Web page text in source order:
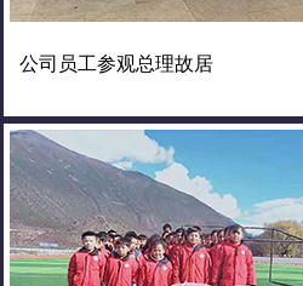
公司员工参观总理故居